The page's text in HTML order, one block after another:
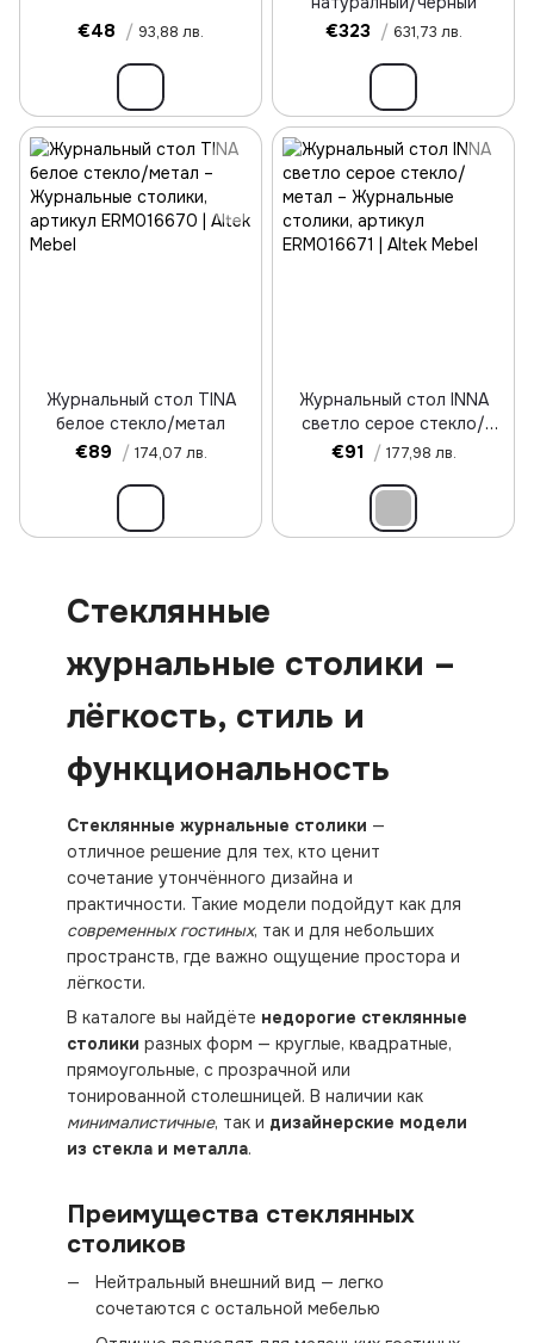
€48 / 93,88 лв. €323 / 631,73 лв.
Журнальный стол TINA
белое стекло/метал
€89 / 174,07 лв.
Журнальный стол INNA
светло серое стекло/
метал
€91 / 177,98 лв.
Стеклянные
журнальные столики –
лёгкость, стиль и
функциональность
Стеклянные журнальные столики —
отличное решение для тех, кто ценит
сочетание утончённого дизайна и
практичности. Такие модели подойдут как для
современных гостиных, так и для небольших
пространств, где важно ощущение простора и
лёгкости.
В каталоге вы найдёте недорогие стеклянные
столики разных форм — круглые, квадратные,
прямоугольные, с прозрачной или
тонированной столешницей. В наличии как
минималистичные, так и дизайнерские модели
из стекла и металла.
Преимущества стеклянных
столиков
Нейтральный внешний вид — легко
сочетаются с остальной мебелью